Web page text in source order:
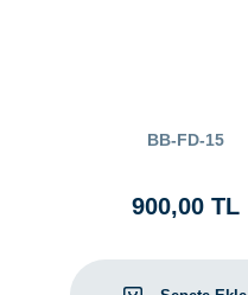
BB-FD-15
900,00 TL